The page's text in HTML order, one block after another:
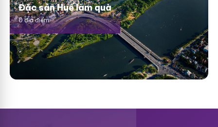
Đặc sản Huế làm quà
0 địa điểm